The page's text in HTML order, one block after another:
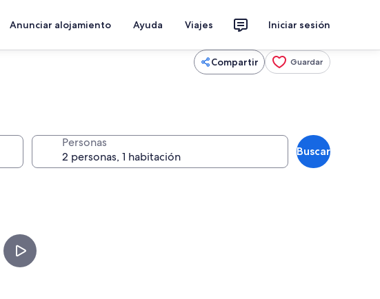
Anunciar alojamiento Ayuda Viajes Iniciar sesión
Compartir Guardar
Personas
Buscar